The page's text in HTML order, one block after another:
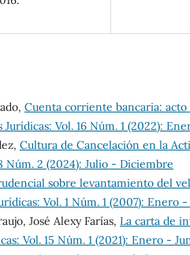
Cuenta corriente bancaria:
Jurídicas: Vol. 16 Núm. 1 (2022):
Cultura de Cancelación en la
Núm. 2 (2024): Julio - Diciembre
sobre levantamiento del
Vol. 1 Núm. 1 (2007): Enero
José Alexy Farías, La carta de
Vol. 15 Núm. 1 (2021): Enero -